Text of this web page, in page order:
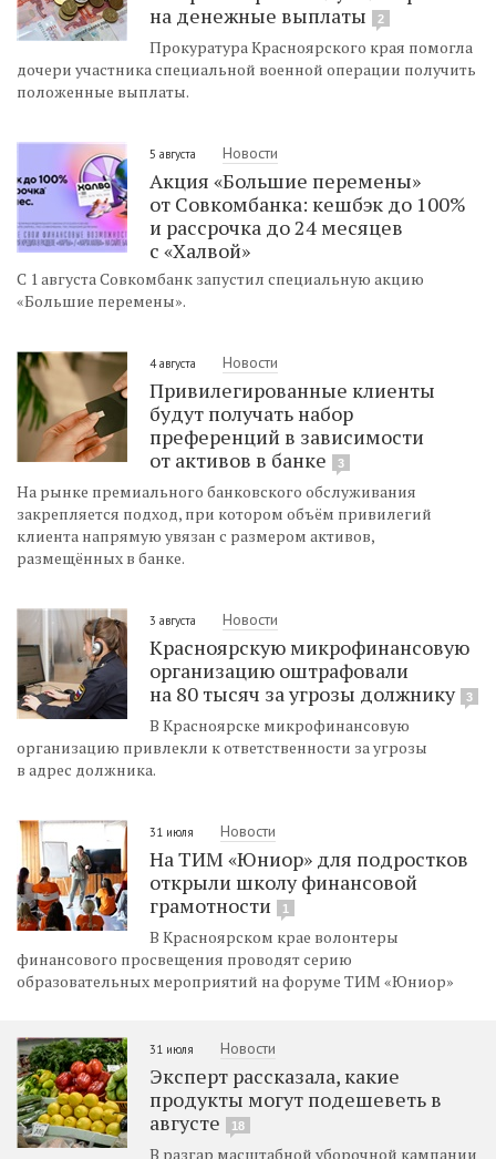
на денежные выплаты
2
Прокуратура Красноярского края помогла
дочери участника специальной военной операции получить
положенные выплаты.
5 августа Новости
Акция «Большие перемены»
от Совкомбанка: кешбэк до 100%
и рассрочка до 24 месяцев
с «Халвой»
С 1 августа Совкомбанк запустил специальную акцию
«Большие перемены».
4 августа Новости
Привилегированные клиенты
будут получать набор
преференций в зависимости
от активов в банке
3
На рынке премиального банковского обслуживания
закрепляется подход, при котором объём привилегий
клиента напрямую увязан с размером активов,
размещённых в банке.
3 августа Новости
Красноярскую микрофинансовую
организацию оштрафовали
на 80 тысяч за угрозы должнику
3
В Красноярске микрофинансовую
организацию привлекли к ответственности за угрозы
в адрес должника.
31 июля Новости
На ТИМ «Юниор» для подростков
открыли школу финансовой
грамотности
1
В Красноярском крае волонтеры
финансового просвещения проводят серию
образовательных мероприятий на форуме ТИМ «Юниор»
31 июля Новости
Эксперт рассказала, какие
продукты могут подешеветь в
августе
18
В разгар масштабной уборочной кампании